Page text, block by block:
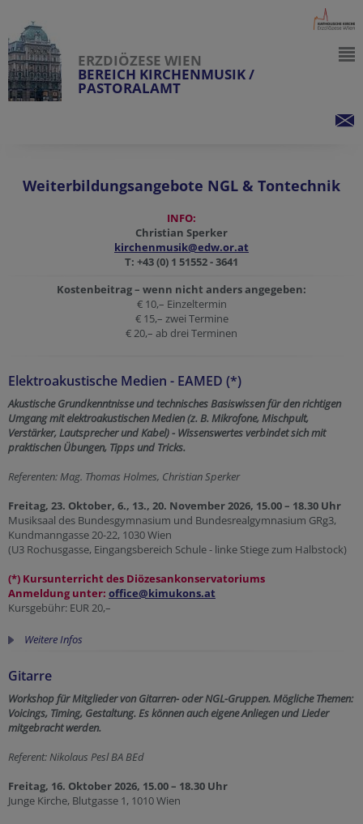
ERZDIÖZESE WIEN
BEREICH KIRCHENMUSIK /
PASTORALAMT
Weiterbildungsangebote NGL & Tontechnik
INFO:
Christian Sperker
kirchenmusik@edw.or.at
T: +43 (0) 1 51552 - 3641
Kostenbeitrag – wenn nicht anders angegeben:
€ 10,– Einzeltermin
€ 15,– zwei Termine
€ 20,– ab drei Terminen
Elektroakustische Medien - EAMED (*)
Akustische Grundkenntnisse und technisches Basiswissen für den richtigen
Umgang mit elektroakustischen Medien (z. B. Mikrofone, Mischpult,
Verstärker, Lautsprecher und Kabel) - Wissenswertes verbindet sich mit
praktischen Übungen, Tipps und Tricks.
Referenten: Mag. Thomas Holmes, Christian Sperker
Freitag, 23. Oktober, 6., 13., 20. November 2026, 15.00 – 18.30 Uhr
Musiksaal des Bundesgymnasium und Bundesrealgymnasium GRg3,
Kundmanngasse20-22, 1030 Wien
(U3 Rochusgasse, Eingangsbereich Schule - linke Stiege zum Halbstock)
(*) Kursunterricht des Diözesankonservatoriums
Anmeldung unter: office@kimukons.at
Kursgebühr: EUR 20,–
Weitere Infos
Gitarre
Workshop für Mitglieder von Gitarren- oder NGL-Gruppen. Mögliche Themen:
Voicings, Timing, Gestaltung. Es können auch eigene Anliegen und Lieder
mitgebracht werden.
Referent: Nikolaus Pesl BA BEd
Freitag, 16. Oktober 2026, 15.00 – 18.30 Uhr
Junge Kirche, Blutgasse 1, 1010 Wien